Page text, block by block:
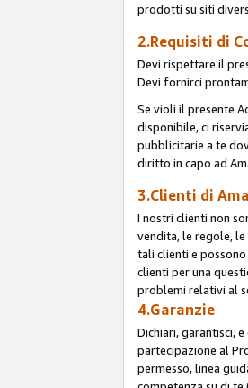
prodotti su siti
2.Requisiti di
Devi rispettare il
Devi fornirci
Se violi il presente
disponibile, ci
pubblicitarie a te
diritto in capo ad
3.Clienti di
I nostri clienti non
vendita, le regole,
tali clienti e
clienti per una
problemi relativi al
4.Garanzie
Dichiari, garantisci,
partecipazione al
permesso, linea